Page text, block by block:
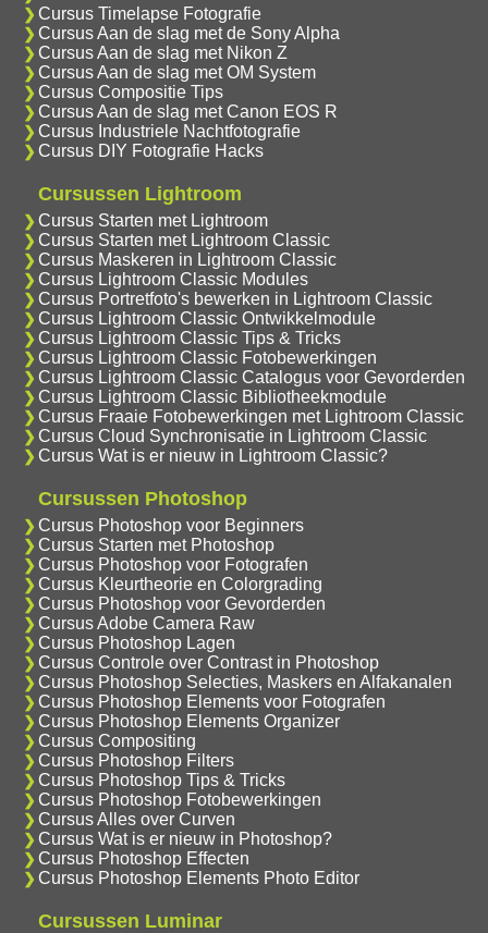
Cursus Timelapse Fotografie
Cursus Aan de slag met de Sony Alpha
Cursus Aan de slag met Nikon Z
Cursus Aan de slag met OM System
Cursus Compositie Tips
Cursus Aan de slag met Canon EOS R
Cursus Industriele Nachtfotografie
Cursus DIY Fotografie Hacks
Cursussen Lightroom
Cursus Starten met Lightroom
Cursus Starten met Lightroom Classic
Cursus Maskeren in Lightroom Classic
Cursus Lightroom Classic Modules
Cursus Portretfoto's bewerken in Lightroom Classic
Cursus Lightroom Classic Ontwikkelmodule
Cursus Lightroom Classic Tips & Tricks
Cursus Lightroom Classic Fotobewerkingen
Cursus Lightroom Classic Catalogus voor Gevorderden
Cursus Lightroom Classic Bibliotheekmodule
Cursus Fraaie Fotobewerkingen met Lightroom Classic
Cursus Cloud Synchronisatie in Lightroom Classic
Cursus Wat is er nieuw in Lightroom Classic?
Cursussen Photoshop
Cursus Photoshop voor Beginners
Cursus Starten met Photoshop
Cursus Photoshop voor Fotografen
Cursus Kleurtheorie en Colorgrading
Cursus Photoshop voor Gevorderden
Cursus Adobe Camera Raw
Cursus Photoshop Lagen
Cursus Controle over Contrast in Photoshop
Cursus Photoshop Selecties, Maskers en Alfakanalen
Cursus Photoshop Elements voor Fotografen
Cursus Photoshop Elements Organizer
Cursus Compositing
Cursus Photoshop Filters
Cursus Photoshop Tips & Tricks
Cursus Photoshop Fotobewerkingen
Cursus Alles over Curven
Cursus Wat is er nieuw in Photoshop?
Cursus Photoshop Effecten
Cursus Photoshop Elements Photo Editor
Cursussen Luminar